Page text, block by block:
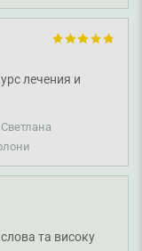
визначити
тактику
лечения и
та високу